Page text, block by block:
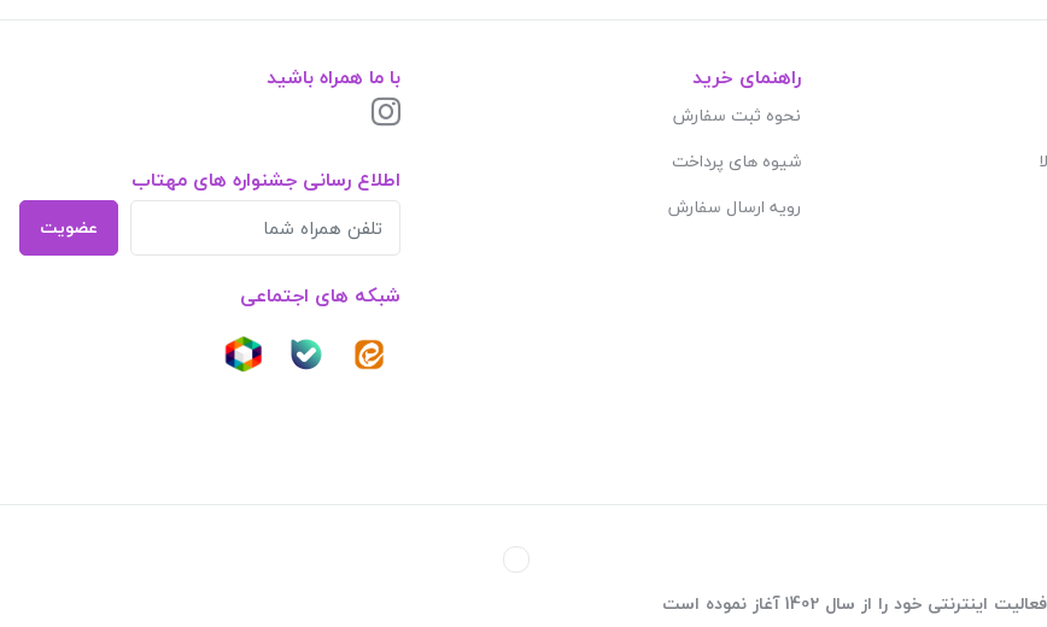
راهنمای خرید
نحوه ثبت سفارش
شیوه های پرداخت
رویه ارسال سفارش
با ما همراه باشید
اطلاع رسانی جشنواره های مهتاب
عضویت
شبکه های اجتماعی
را از سال 1402 آغاز نموده است